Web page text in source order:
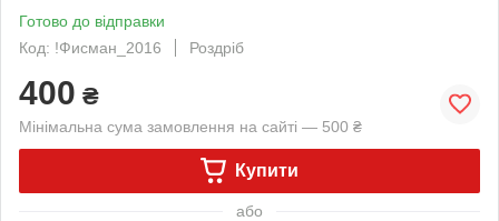
Готово до відправки
Код: !Фисман_2016
Роздріб
400 ₴
Мінімальна сума замовлення на сайті — 500 ₴
Купити
або